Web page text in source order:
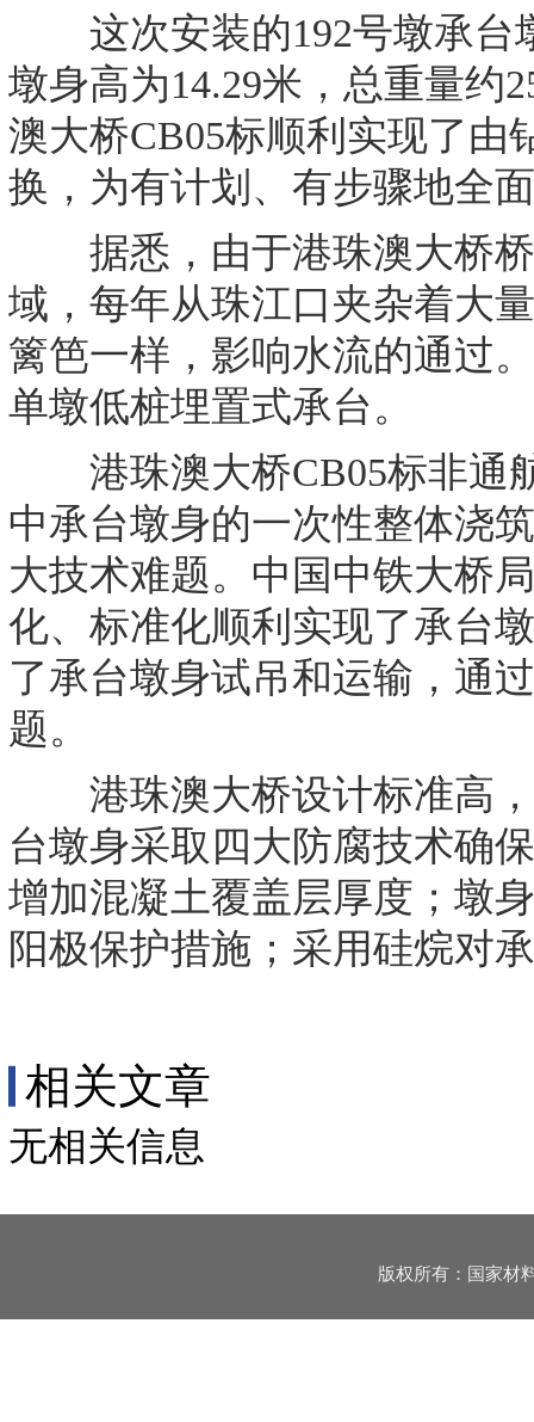
这次安装的192号墩承台
墩身高为14.29米，总重量约
澳大桥CB05标顺利实现了由
换，为有计划、有步骤地全
据悉，由于港珠澳大桥桥
域，每年从珠江口夹杂着大
篱笆一样，影响水流的通过
单墩低桩埋置式承台。
港珠澳大桥CB05标非通
中承台墩身的一次性整体浇
大技术难题。中国中铁大桥
化、标准化顺利实现了承台
了承台墩身试吊和运输，通
题。
港珠澳大桥设计标准高，
台墩身采取四大防腐技术确
增加混凝土覆盖层厚度；墩
阳极保护措施；采用硅烷对
相关文章
无相关信息
版权所有：国家材